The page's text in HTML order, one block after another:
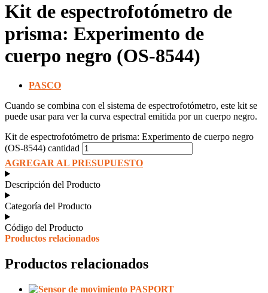
Kit de espectrofotómetro de
prisma: Experimento de
cuerpo negro (OS-8544)
PASCO
Cuando se combina con el sistema de espectrofotómetro, este kit se
puede usar para ver la curva espectral emitida por un cuerpo negro.
Kit de espectrofotómetro de prisma: Experimento de cuerpo negro
(OS-8544) cantidad
AGREGAR AL PRESUPUESTO
Descripción del Producto
Categoría del Producto
Código del Producto
Productos relacionados
Productos relacionados